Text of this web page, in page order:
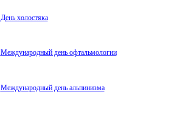
День холостяка
Международный день офтальмологии
Международный день альпинизма